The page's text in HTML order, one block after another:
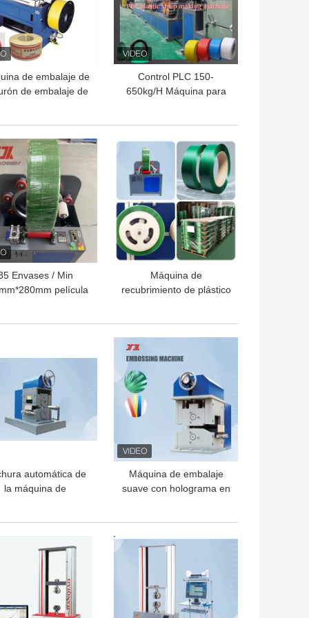
de embalaje de
de embalaje de
Control PLC 150-
650kg/H Máquina para
Envases / Min
película
PRECIO
Máquina de
recubrimiento de plástico
Alturas de sellado
MEJOR PRECIO
automática de
la máquina de
Máquina de embalaje
suave con holograma en
MEJOR PRECIO
MEJOR PRECIO